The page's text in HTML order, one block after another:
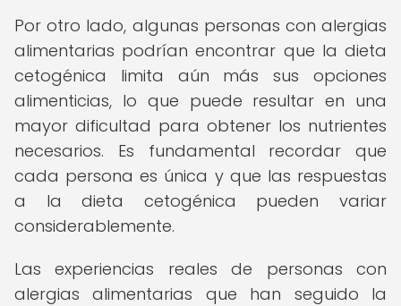
Por otro lado, algunas personas con alergias
alimentarias podrían encontrar que la dieta
cetogénica limita aún más sus opciones
alimenticias, lo que puede resultar en una
mayor dificultad para obtener los nutrientes
necesarios. Es fundamental recordar que
cada persona es única y que las respuestas
a la dieta cetogénica pueden variar
considerablemente.
Las experiencias reales de personas con
alergias alimentarias que han seguido la